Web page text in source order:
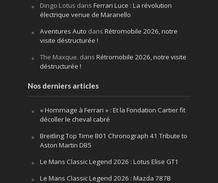
Dingo Lotus dans Ferrari Luce : La révolution
électrique venue de Maranello
Aventures Auto dans Rétromobile 2026, notre
visite déstructurée !
The Maxque. dans Rétromobile 2026, notre visite
déstructurée !
Nos derniers articles
« Hommage à Ferrari » : Et la Fondation Cartier fit
décoller le cheval cabré
Breitling Top Time B01 Chronograph 41 Tribute to
Aston Martin DB5
Le Mans Classic Legend 2026 : Lotus Elise GT1
Le Mans Classic Legend 2026 : Mazda 787B